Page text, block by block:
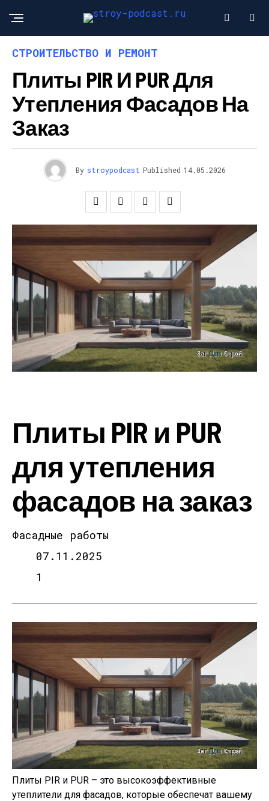
СТРОИТЕЛЬСТВО И РЕМОНТ
Плиты PIR И PUR Для
Утепления Фасадов На
Заказ
By stroypodcast Published 14.05.2026
Плиты PIR и PUR
для утепления
фасадов на заказ
Фасадные работы
07.11.2025
1
Плиты PIR и PUR – это высокоэффективные
утеплители для фасадов, которые обеспечат вашему